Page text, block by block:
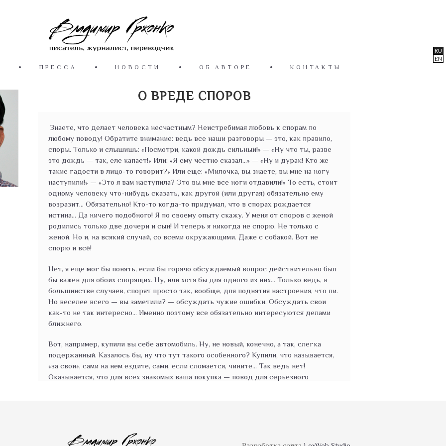
ПРЕССА НОВОСТИ ОБ АВТОРЕ КОНТАКТЫ
О ВРЕДЕ СПОРОВ
Знаете, что делает человека несчастным? Неистребимая любовь к спорам по
любому поводу! Обратите внимание: ведь все наши разговоры — это, как правило,
споры. Только и слышишь: «Посмотри, какой дождь сильный!» — «Ну что ты, разве
это дождь — так, еле капает!» Или: «Я ему честно сказал...» — «Ну и дурак! Кто же
такие гадости в лицо-то говорит?» Или еще: «Милочка, вы знаете, вы мне на ногу
наступили!» — «Это я вам наступила? Это вы мне все ноги отдавили!» То есть, стоит
одному человеку что-нибудь сказать, как другой (или другая) обязательно ему
возразит... Обязательно! Кто-то когда-то придумал, что в спорах рождается
истина... Да ничего подобного! Я по своему опыту скажу. У меня от споров с женой
родились только две дочери и сын! И теперь я никогда не спорю. Не только с
женой. Но и, на всякий случай, со всеми окружающими. Даже с собакой. Вот не
спорю и всё!
Нет, я еще мог бы понять, если бы горячо обсуждаемый вопрос действительно был
бы важен для обоих спорящих. Ну, или хотя бы для одного из них... Только ведь, в
большинстве случаев, спорят просто так, вообще, для поднятия настроения, что ли.
Но веселее всего — вы заметили? — обсуждать чужие ошибки. Обсуждать свои
как-то не так интересно... Именно поэтому все обязательно интересуются делами
ближнего.
Вот, например, купили вы себе автомобиль. Ну, не новый, конечно, а так, слегка
подержанный. Казалось бы, ну что тут такого особенного? Купили, что называется,
«за свои», сами на нем ездите, сами, если сломается, чините... Так ведь нет!
Оказывается, что для всех знакомых ваша покупка — повод для серьезного
спрашивают. И дальше начинается просто фантасмагория! Какую бы сумму вы не
назвали, вам тут же популярно объяснят, что машина не стоила и половины. Я
RU
EN